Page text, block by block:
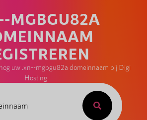
MGBGU82A
uw .xn--mgbgu82a domeinnaam bij Digi
Hosting